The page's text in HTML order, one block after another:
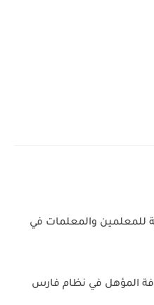
للمعلمين والمعلمات في
المؤهل في نظام فارس